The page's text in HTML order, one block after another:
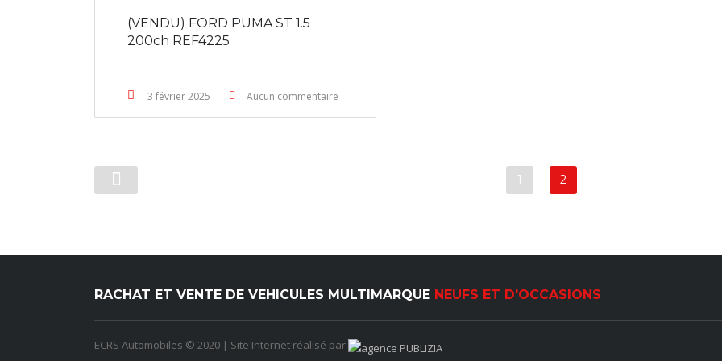
(VENDU) FORD PUMA ST 1.5
200ch REF4225
3 février 2025 Aucun commentaire
1 2
RACHAT ET VENTE DE VEHICULES MULTIMARQUE NEUFS ET D'OCCASIONS
ECRS Automobiles © 2020 | Site Internet réalisé par